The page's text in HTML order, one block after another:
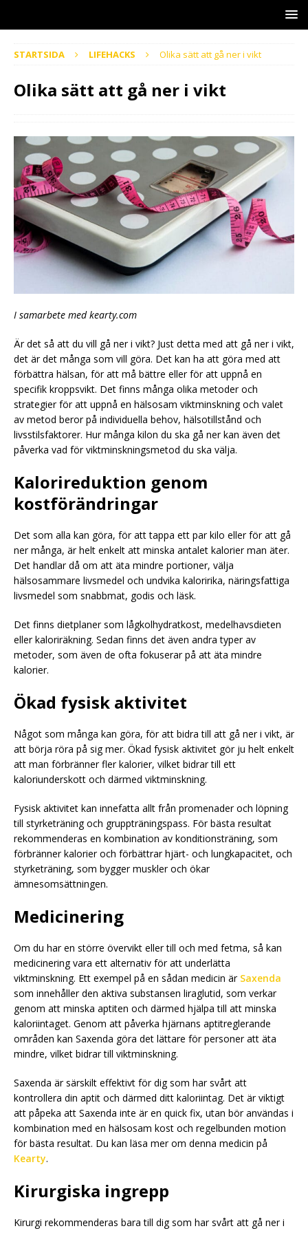
STARTSIDA LIFEHACKS Olika sätt att gå ner i vikt
Olika sätt att gå ner i vikt
I samarbete med kearty.com
Är det så att du vill gå ner i vikt? Just detta med att gå ner i vikt,
det är det många som vill göra. Det kan ha att göra med att
förbättra hälsan, för att må bättre eller för att uppnå en
specifik kroppsvikt. Det finns många olika metoder och
strategier för att uppnå en hälsosam viktminskning och valet
av metod beror på individuella behov, hälsotillstånd och
livsstilsfaktorer. Hur många kilon du ska gå ner kan även det
påverka vad för viktminskningsmetod du ska välja.
Kalorireduktion genom
kostförändringar
Det som alla kan göra, för att tappa ett par kilo eller för att gå
ner många, är helt enkelt att minska antalet kalorier man äter.
Det handlar då om att äta mindre portioner, välja
hälsosammare livsmedel och undvika kaloririka, näringsfattiga
livsmedel som snabbmat, godis och läsk.
Det finns dietplaner som lågkolhydratkost, medelhavsdieten
eller kaloriräkning. Sedan finns det även andra typer av
metoder, som även de ofta fokuserar på att äta mindre
kalorier.
Ökad fysisk aktivitet
Något som många kan göra, för att bidra till att gå ner i vikt, är
att börja röra på sig mer. Ökad fysisk aktivitet gör ju helt enkelt
att man förbränner fler kalorier, vilket bidrar till ett
kaloriunderskott och därmed viktminskning.
Fysisk aktivitet kan innefatta allt från promenader och löpning
till styrketräning och gruppträningspass. För bästa resultat
rekommenderas en kombination av konditionsträning, som
förbränner kalorier och förbättrar hjärt- och lungkapacitet, och
styrketräning, som bygger muskler och ökar
ämnesomsättningen.
Medicinering
Om du har en större övervikt eller till och med fetma, så kan
medicinering vara ett alternativ för att underlätta
viktminskning. Ett exempel på en sådan medicin är Saxenda
som innehåller den aktiva substansen liraglutid, som verkar
genom att minska aptiten och därmed hjälpa till att minska
kaloriintaget. Genom att påverka hjärnans aptitreglerande
områden kan Saxenda göra det lättare för personer att äta
mindre, vilket bidrar till viktminskning.
Saxenda är särskilt effektivt för dig som har svårt att
kontrollera din aptit och därmed ditt kaloriintag. Det är viktigt
att påpeka att Saxenda inte är en quick fix, utan bör användas i
kombination med en hälsosam kost och regelbunden motion
för bästa resultat. Du kan läsa mer om denna medicin på
Kearty.
Kirurgiska ingrepp
Kirurgi rekommenderas bara till dig som har svårt att gå ner i